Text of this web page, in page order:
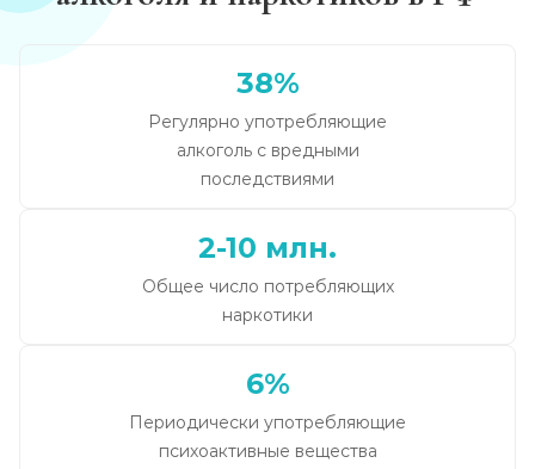
38%
Регулярно употребляющие
алкоголь с вредными
последствиями
2-10 млн.
Общее число потребляющих
наркотики
6%
Периодически употребляющие
психоактивные вещества